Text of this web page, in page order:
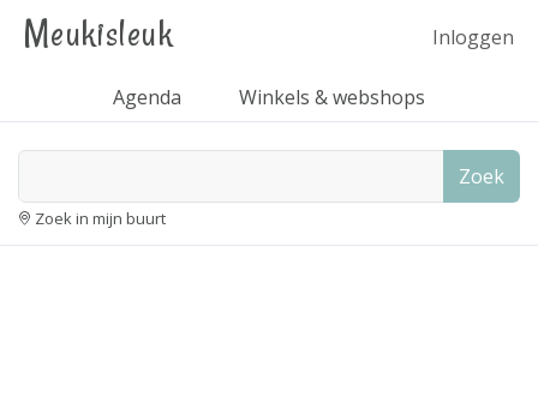
Meukisleuk Inloggen
Agenda Winkels & webshops
Zoek
Zoek in mijn buurt